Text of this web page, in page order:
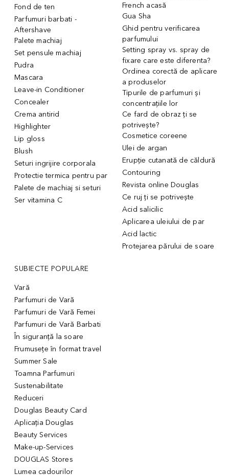
Fond de ten
Parfumuri barbati -
Aftershave
Palete machiaj
Set pensule machiaj
Pudra
Mascara
Leave-in Conditioner
Concealer
Crema antirid
Highlighter
Lip gloss
Blush
Seturi ingrijire corporala
Protectie termica pentru par
Palete de machiaj si seturi
Ser vitamina C
French acasă
Gua Sha
Ghid pentru verificarea
parfumului
Setting spray vs. spray de
fixare care este diferenta?
Ordinea corectă de aplicare
a produselor
Tipurile de parfumuri și
concentrațiile lor
Ce fard de obraz ți se
potrivește?
Cosmetice coreene
Ulei de argan
Erupție cutanată de căldură
Contouring
Revista online Douglas
Ce ruj ți se potrivește
Acid salicilic
Aplicarea uleiului de par
Acid lactic
Protejarea părului de soare
SUBIECTE POPULARE
Vară
Parfumuri de Vară
Parfumuri de Vară Femei
Parfumuri de Vară Barbati
În siguranță la soare
Frumusețe în format travel
Summer Sale
Toamna Parfumuri
Sustenabilitate
Reduceri
Douglas Beauty Card
Aplicația Douglas
Beauty Services
Make-up-Services
DOUGLAS Stores
Lumea cadourilor